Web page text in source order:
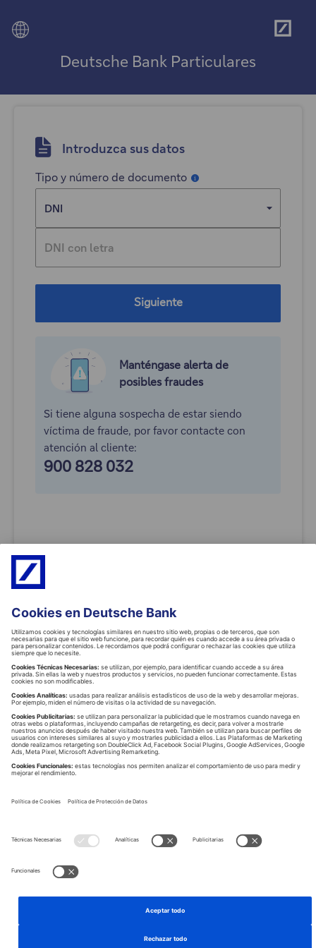
Menú
Bank
Deutsche Bank Particulares
Introduzca sus datos
Tipo y número de documento Información
Siguiente
Manténgase alerta de
posibles fraudes
Si tiene alguna sospecha de estar siendo
víctima de fraude, por favor contacte con
atención al cliente:
900 828 032
Modo de acceso
Protéjase del Fraude
No acepte operaciones (de
acceso, aceptación o
denegación) que le
propongan en llamadas
recibidas.
No haga clic en ningún SMS
situaciones u otra que le pueda
contacto: 900 828 032.